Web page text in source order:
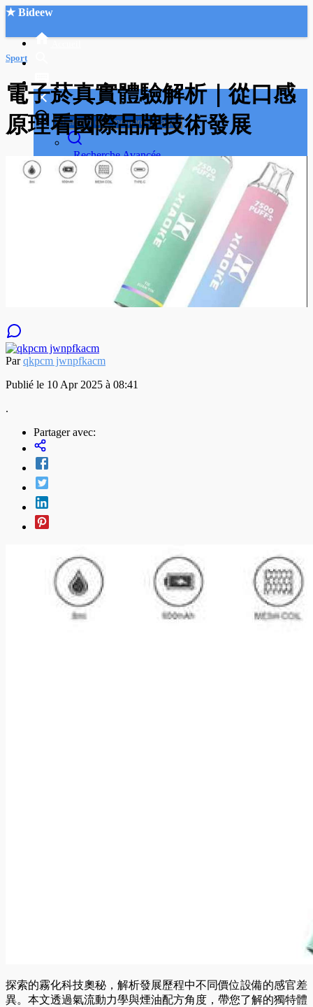
★ Bideew
Recherche Avancée
Mon compte
Sport
電子菸真實體驗解析｜從口感
原理看國際品牌技術發展
Parqkpcm jwnpfkacm
Publié le 10 Apr 2025 à 08:41
.
Partager avec:
探索的霧化科技奧秘，解析發展歷程中不同價位設備的感官差
異。本文透過氣流動力學與煙油配方角度，帶您了解的獨特體